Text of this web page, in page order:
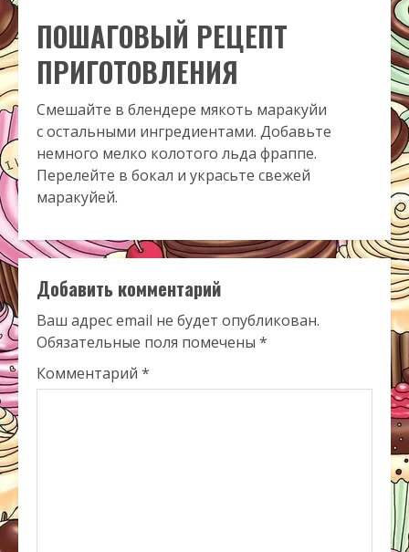
ПОШАГОВЫЙ РЕЦЕПТ
ПРИГОТОВЛЕНИЯ
Смешайте в блендере мякоть маракуйи
с остальными ингредиентами. Добавьте
немного мелко колотого льда фраппе.
Перелейте в бокал и украсьте свежей
маракуйей.
Добавить комментарий
Ваш адрес email не будет опубликован.
Обязательные поля помечены *
Комментарий *